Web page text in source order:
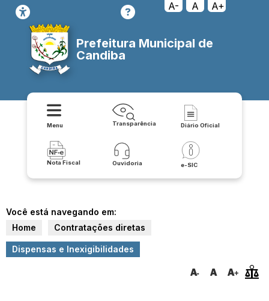
A- A A+
Prefeitura Municipal de
Candiba
Menu Transparência Diário Oficial
Nota Fiscal Ouvidoria e-SIC
Você está navegando em:
Home
Contratações diretas
Dispensas e Inexigibilidades